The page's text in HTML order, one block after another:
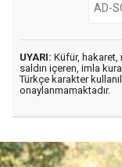
UYARI: Küfür, hakaret,
saldırı içeren, imla
Türkçe karakter
onaylanmamaktadır.